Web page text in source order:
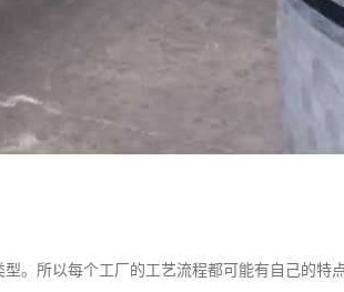
。所以每个工厂的工艺流程都可能有自己的特